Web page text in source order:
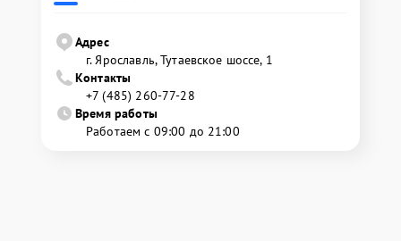
Адрес
г. Ярославль, Тутаевское шоссе, 1
Контакты
+7 (485) 260-77-28
Время работы
Работаем с 09:00 до 21:00